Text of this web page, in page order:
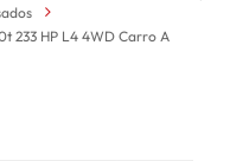
233 HP L4 4WD Carro A